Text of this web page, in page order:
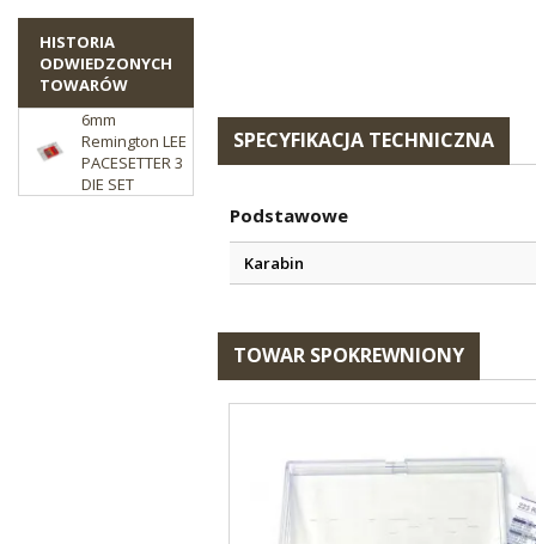
HISTORIA
ODWIEDZONYCH
TOWARÓW
6mm
Remington LEE
PACESETTER 3
DIE SET
SPECYFIKACJA TECHNICZNA
Podstawowe
Karabin
TOWAR SPOKREWNIONY